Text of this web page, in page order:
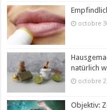
octobre
natürlich
octobre
Objektiv: